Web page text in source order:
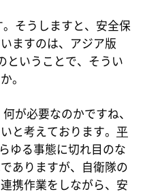
そうしますと、安全保
ますのは、アジア版
ということで、そうい
。
が必要なのかですね、
と考えております。 平
ゆる事態に切れ目のな
ありますが、自衛隊の
携作業をしながら、安